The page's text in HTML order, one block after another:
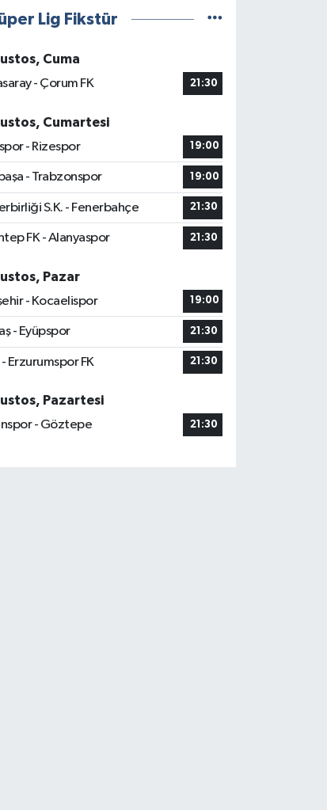
Lig Fikstür
Cuma
- Çorum FK
21:30
Cumartesi
- Rizespor
19:00
- Trabzonspor 19:00
S.K. - Fenerbahçe 21:30
FK - Alanyaspor 21:30
Pazar
- Kocaelispor
19:00
- Eyüpspor 21:30
Erzurumspor FK 21:30
Pazartesi
- Göztepe
21:30